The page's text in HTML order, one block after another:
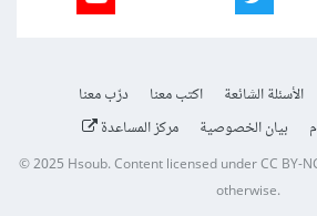
الأسئلة الشائعة اكتب معنا
درّب معنا
بيان الخصوصية مركز المساعدة
© 2025Hsoub.Content licensed underCC BY-
otherwise.